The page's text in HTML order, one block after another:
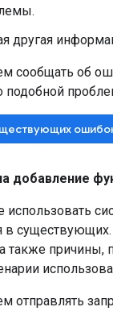
другая
сообщать об
подобной
добавление
использовать
в
а также
отправлять